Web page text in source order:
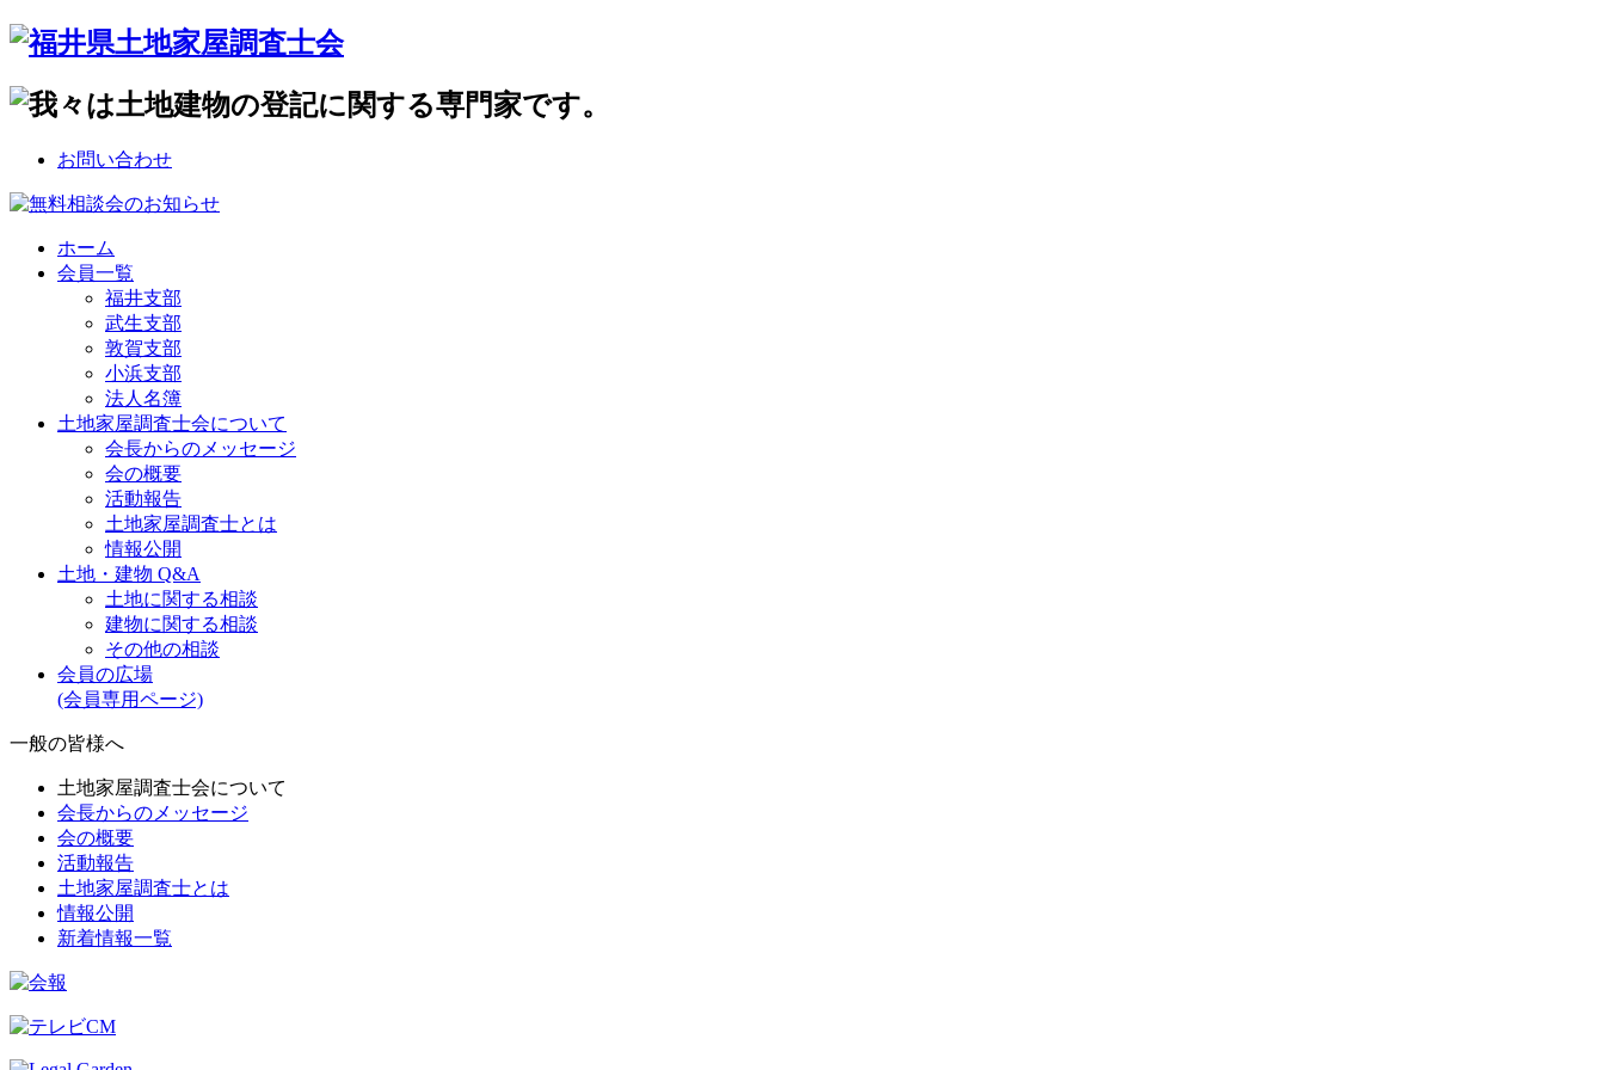
お問い合わせ
ホーム
会員一覧
福井支部
武生支部
敦賀支部
小浜支部
法人名簿
土地家屋調査士会について
会長からのメッセージ
会の概要
活動報告
土地家屋調査士とは
情報公開
土地・建物 Q&A
土地に関する相談
建物に関する相談
その他の相談
会員の広場
(会員専用ページ)
一般の皆様へ
土地家屋調査士会について
会長からのメッセージ
会の概要
活動報告
土地家屋調査士とは
情報公開
新着情報一覧